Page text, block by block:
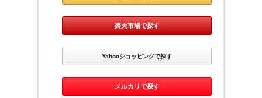
楽天市場で探す
Yahooショッピングで探す
メルカリで探す